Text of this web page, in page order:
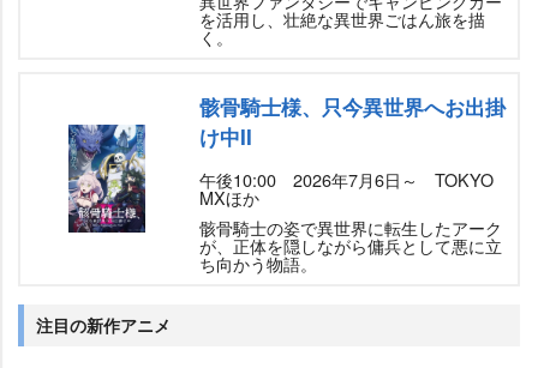
を活用し、壮絶な異世界ごはん旅を描
く。
骸骨騎士様、只今異世界へお出掛
け中II
午後10:00 2026年7月6日～ TOKYO
MXほか
骸骨騎士の姿で異世界に転生したアーク
が、正体を隠しながら傭兵として悪に立
ち向かう物語。
注目の新作アニメ